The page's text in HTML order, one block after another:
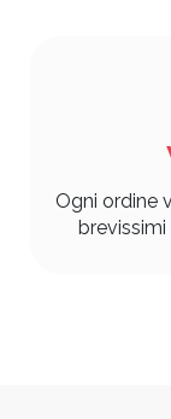
Ogni ordine